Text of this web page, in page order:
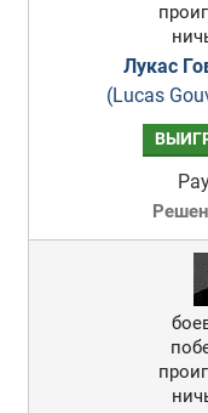
Лукас
(Lucas